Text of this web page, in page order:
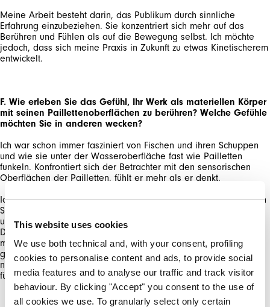
This website uses cookies
We use both technical and, with your consent, profiling
cookies to personalise content and ads, to provide social
media features and to analyse our traffic and track visitor
behaviour. By clicking "Accept" you consent to the use of
all cookies we use. To granularly select only certain
MELDEN SIE SICH FÜR
ABONNIEREN SIE UNSEREN NEWSLETTER
Abonnieren Sie unseren Newsletter, um
unsere neuesten Kollektionen vorab zu
entdecken.
Bleiben Sie über Neuigkeiten, Kooperationen
und Events informiert und erhalten Sie
exklusive Einladungen zu unseren Private
Mit der Registrierung akzeptieren Sie unsere Datenschutz ,
Ich genehmige die Verarbeitung meiner Daten Bedingungen
und Konditionen
Meine Arbeit besteht darin, das Publikum durch sinnliche
Erfahrung einzubeziehen. Sie konzentriert sich mehr auf das
Berühren und Fühlen als auf die Bewegung selbst. Ich möchte
jedoch, dass sich meine Praxis in Zukunft zu etwas Kinetischerem
entwickelt.
F. Wie erleben Sie das Gefühl, Ihr Werk als materiellen Körper
mit seinen Paillettenoberflächen zu berühren? Welche Gefühle
möchten Sie in anderen wecken?
Ich war schon immer fasziniert von Fischen und ihren Schuppen
und wie sie unter der Wasseroberfläche fast wie Pailletten
funkeln. Konfrontiert sich der Betrachter mit den sensorischen
Ich hoffe, dass sich das Publikum visuell und physisch mit seinen
Sinnen einsetzt und sich dabei von seinen Gedanken löst. In
unserer heutigen Welt herrscht ein immenser Druck auf das
Denken und Verarbeiten von Informationen, und ich versuche,
meinen Zuschauern eine Pause von diesen visuellen Reizen zu
geben, indem ich sie dazu bringe, über Körperlichkeit
nachzudenken, was zu einem Moment der Stille oder des Zen
führt.